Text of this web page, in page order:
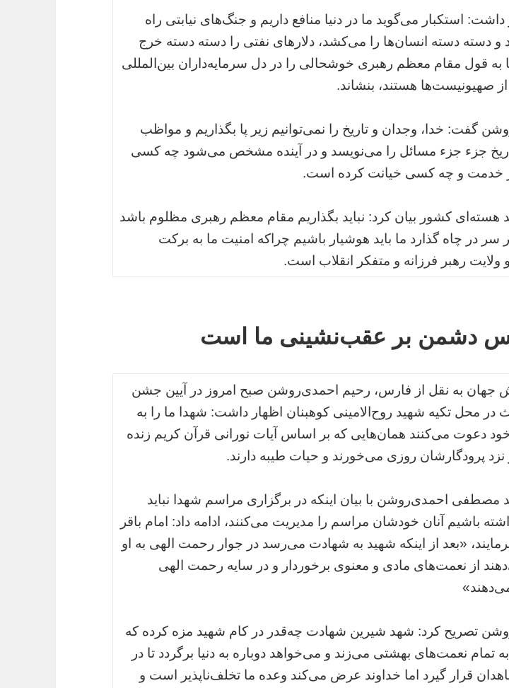
داشت: استکبار می‌گوید ما در دنیا منافع داریم و جنگ‌های نیابتی راه
و دسته دسته انسان‌ها را می‌کشد، دلارهای نفتی را دسته دسته خرج
به قول مقام معظم رهبری خوشحالی را در دل سرمایه‌داران بین‌المللی
از صهیونیست‌ها هستند، بنشاند.
گفت: خدا، وجدان و تاریخ را نمی‌توانیم زیر پا بگذاریم و مواظب
جزء جزء مسائل را می‌نویسد و در آینده مشخص می‌شود چه کسی
خدمت و چه کسی خیانت کرده است.
هسته‌ای کشور بیان کرد: نباید بگذاریم مقام معظم رهبری مظلوم باشد
سر در چاه گذارد ما باید هوشیار باشیم چراکه امنیت ما به برکت
رهبر فرزانه و متفکر انقلاب است.
دشمن بر عقب‌نشینی ما است
جهان به نقل از فارس، رحیم احمدی‌روشن صبح امروز در آیین جشن
در محل تکیه شهید روح‌الامینی کوهبنان اظهار داشت: شهدا ما را به
دعوت می‌کنند همان‌هایی که بر اساس آیات نورانی قرآن کریم زنده
پرودگارشان روزی می‌خورند و حیات طیبه دارند.
مصطفی احمدی‌روشن با بیان اینکه در برگزاری مراسم شهدا نباید
باشیم آنان خودشان مراسم را مدیریت می‌کنند، ادامه داد: امام باقر
«بعد از اینکه شهید به شهادت می‌رسد در جوار رحمت الهی به او
از نعمت‌های مادی و معنوی برخوردار و در سایه رحمت الهی
تصریح کرد: شهد شیرین شهادت چه‌قدر در کام شهید مزه کرده که
تمام نعمت‌های بهشتی می‌زند و می‌خواهد دوباره به دنیا برگردد تا در
قرار گیرد اما خداوند عرض می‌کند وعده ما تخلف‌ناپذیر است و